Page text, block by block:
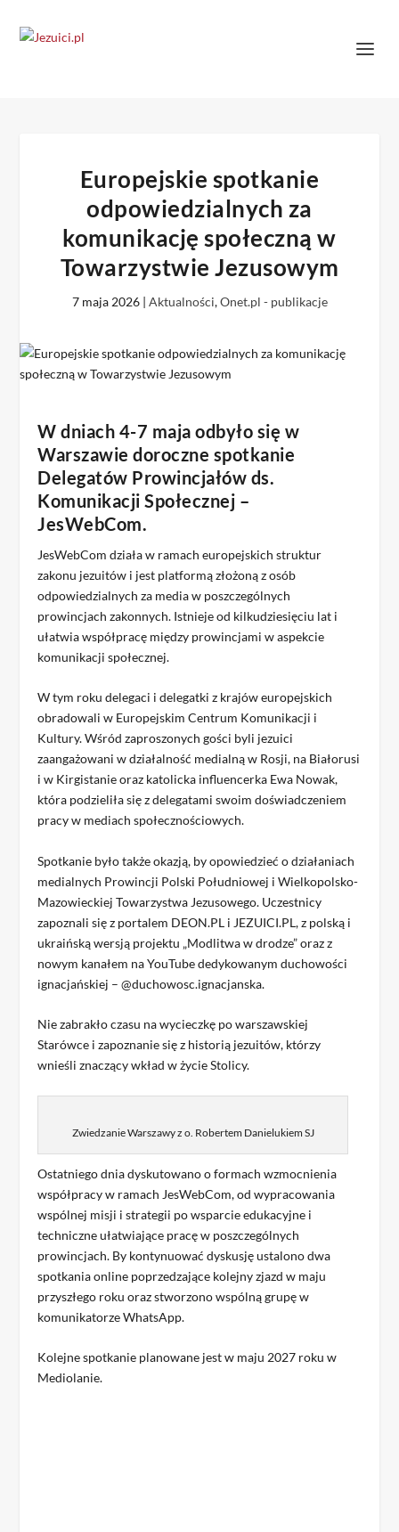
Europejskie spotkanie
odpowiedzialnych za
komunikację społeczną w
Towarzystwie Jezusowym
7 maja 2026| Aktualności,Onet.pl - publikacje
W dniach 4-7 maja odbyło się w
Warszawie doroczne spotkanie
Delegatów Prowincjałów ds.
Komunikacji Społecznej –
JesWebCom.
JesWebCom działa w ramach europejskich struktur
zakonu jezuitów i jest platformą złożoną z osób
odpowiedzialnych za media w poszczególnych
prowincjach zakonnych. Istnieje od kilkudziesięciu lat i
ułatwia współpracę między prowincjami w aspekcie
komunikacji społecznej.
W tym roku delegaci i delegatki z krajów europejskich
obradowali w Europejskim Centrum Komunikacji i
Kultury. Wśród zaproszonych gości byli jezuici
zaangażowani w działalność medialną w Rosji, na Białorusi
i w Kirgistanie oraz katolicka influencerka Ewa Nowak,
która podzieliła się z delegatami swoim doświadczeniem
pracy w mediach społecznościowych.
Spotkanie było także okazją, by opowiedzieć o działaniach
medialnych Prowincji Polski Południowej i Wielkopolsko-
Mazowieckiej Towarzystwa Jezusowego. Uczestnicy
zapoznali się z portalem DEON.PL i JEZUICI.PL, z polską i
ukraińską wersją projektu „Modlitwa w drodze” oraz z
nowym kanałem na YouTube dedykowanym duchowości
ignacjańskiej – @duchowosc.ignacjanska.
Nie zabrakło czasu na wycieczkę po warszawskiej
Starówce i zapoznanie się z historią jezuitów, którzy
wnieśli znaczący wkład w życie Stolicy.
Zwiedzanie Warszawy z o. Robertem Danielukiem SJ
Ostatniego dnia dyskutowano o formach wzmocnienia
współpracy w ramach JesWebCom, od wypracowania
wspólnej misji i strategii po wsparcie edukacyjne i
techniczne ułatwiające pracę w poszczególnych
prowincjach. By kontynuować dyskusję ustalono dwa
spotkania online poprzedzające kolejny zjazd w maju
przyszłego roku oraz stworzono wspólną grupę w
komunikatorze WhatsApp.
Kolejne spotkanie planowane jest w maju 2027 roku w
Mediolanie.